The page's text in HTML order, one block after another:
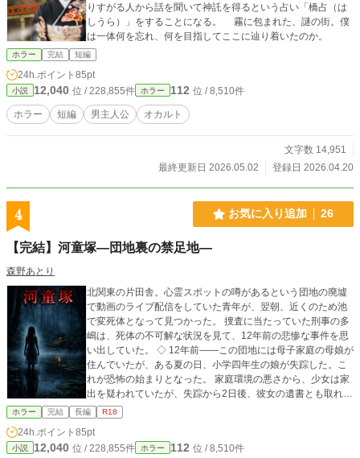
りすがる人から話を聞いて神託を得るという占い「橋占（は
しうら）」をすることになる。 霧に包まれた、謎の街。僕
は一体何を忘れ、何を目指してここに辿り着いたのか。
ホラー 完結 短編
24h.ポイント 85pt
小説 12,040 位 / 228,855件 ホラー 112 位 / 8,510件
ホラー 短編 男主人公 オカルト
文字数 14,951
最終更新日 2026.05.02
登録日 2026.04.20
4 お気に入り追加 26
【完結】河童塚―団地裏の禁足地―
森野あとり
北関東の片田舎。心霊スポットの噂があるという団地の廃墟
で動画のライブ配信をしていた青年が、翌朝、近くのため池
で変死体となって見つかった。 捜査に当たっていた刑事の多
嶋は、死体の不可解な状況を見て、12年前の悲惨な事件を思
い出していた。 ◇ 12年前――この団地には母子家庭の母娘が
住んでいたが、ある夏の日、小学四年生の娘が失踪した。こ
れが恐怖の始まりとなった。 家庭環境の悪さから、少女は家
出を疑われていたが、失踪から2日後、彼女の遺書とも取れ
る、願い事を書いた作文が発見される。それと同時に同じク
ラスの生徒が奇妙な事故で変死する。まるでなにかの呪いの
ように次々と、同クラスの関係者が変死を遂げ、多嶋は幾度
も怪奇現象を体験する。 明らかになった少女へのイジメ。母
ホラー 完結 長編 R18
24h.ポイント 85pt
小説 12,040 位 / 228,855件 ホラー 112 位 / 8,510件